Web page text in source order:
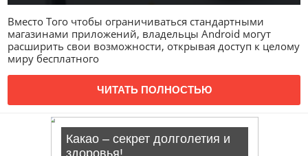
Вместо Того чтобы ограничиваться стандартными
магазинами приложений, владельцы Android могут
расширить свои возможности, открывая доступ к целому
миру бесплатного
ЧИТАТЬ ПОЛНОСТЬЮ